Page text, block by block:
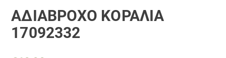
ΑΔΙΑΒΡΟΧΟ ΚΟΡΑΛΙΑ
17092332